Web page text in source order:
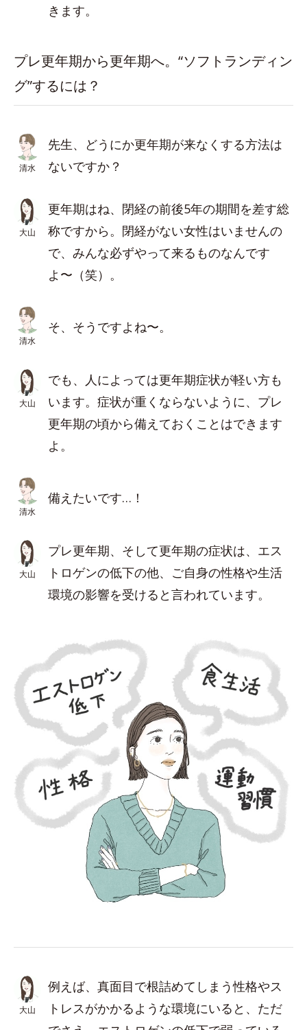
きます。
プレ更年期から更年期へ。“ソフトランディン
グ”するには？
清水
先生、どうにか更年期が来なくする方法は
ないですか？
大山
更年期はね、閉経の前後5年の期間を差す総
称ですから。閉経がない女性はいませんの
で、みんな必ずやって来るものなんです
よ〜（笑）。
清水
そ、そうですよね〜。
大山
でも、人によっては更年期症状が軽い方も
います。症状が重くならないように、プレ
更年期の頃から備えておくことはできます
よ。
清水
備えたいです…！
大山
プレ更年期、そして更年期の症状は、エス
トロゲンの低下の他、ご自身の性格や生活
環境の影響を受けると言われています。
大山
例えば、真面目で根詰めてしまう性格やス
トレスがかかるような環境にいると、ただ